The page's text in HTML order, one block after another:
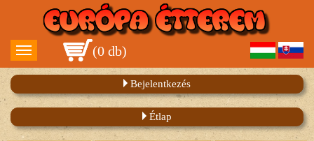
(0 db)
Bejelentkezés
Étlap